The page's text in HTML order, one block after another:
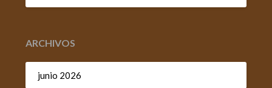
ARCHIVOS
junio 2026